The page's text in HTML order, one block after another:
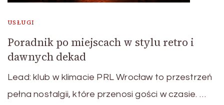
USŁUGI
Poradnik po miejscach w stylu retro i
dawnych dekad
Lead: klub w klimacie PRL Wrocław to przestrzeń
pełna nostalgii, które przenosi gości w czasie. …